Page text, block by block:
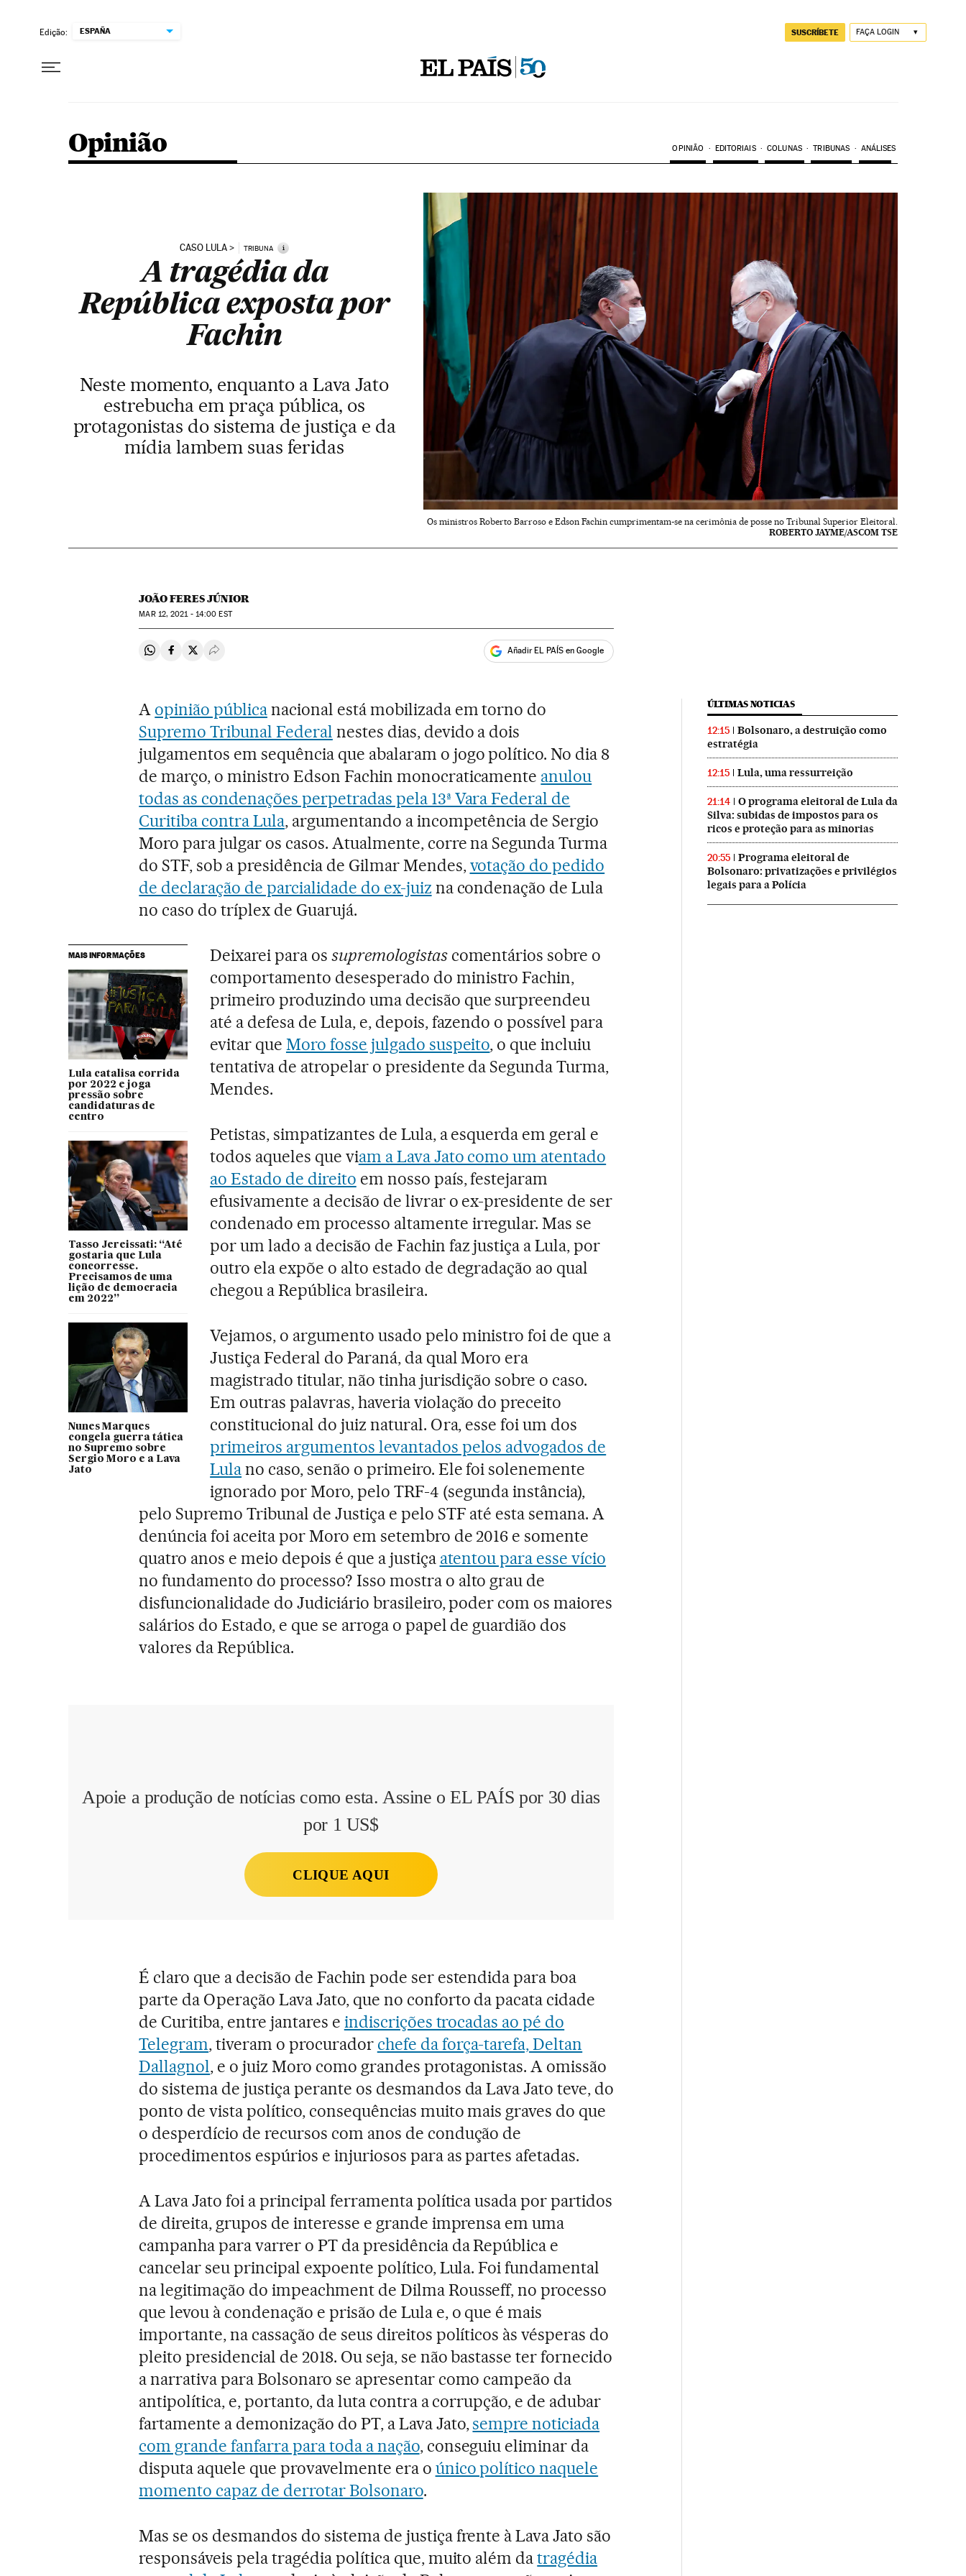
Edição: ESPAÑA SUSCRÍBETE FAÇA LOGIN
Opinião OPINIÃO EDITORIAIS COLUNAS TRIBUNAS ANÁLISES
CASO LULA TRIBUNA i
A tragédia da
República exposta por
Fachin
Neste momento, enquanto a Lava Jato
estrebucha em praça pública, os
protagonistas do sistema de justiça e da
mídia lambem suas feridas
Os ministros Roberto Barroso e Edson Fachin cumprimentam-se na cerimônia de posse no Tribunal Superior Eleitoral.
ROBERTO JAYME/ASCOM TSE
JOÃO FERES JÚNIOR
MAR12, 2021 - 14:00 EST
Compartir en Whatsapp
Compartir en Facebook
Compartir en Twitter
Desplegar Redes Sociales Añadir EL PAÍS en Google
A opinião públicanacional está mobilizada em torno do
Supremo Tribunal Federal nestes dias, devido a dois
julgamentos em sequência que abalaram o jogo político. No dia 8
de março, o ministro Edson Fachin monocraticamente anulou
todas as condenações perpetradas pela 13ª Vara Federal de
Curitiba contra Lula, argumentando a incompetência de Sergio
Moro para julgar os casos. Atualmente, corre na Segunda Turma
do STF, sob a presidência de Gilmar Mendes,votação do pedido
de declaração de parcialidade do ex-juiz na condenação de Lula
no caso do tríplex de Guarujá.
MAIS INFORMAÇÕES
Lula catalisa corrida
por 2022 e joga
pressão sobre
candidaturas de
centro
Tasso Jereissati: “Até
gostaria que Lula
concorresse.
Precisamos de uma
lição de democracia
em 2022”
Nunes Marques
congela guerra tática
no Supremo sobre
Sergio Moro e a Lava
Jato
Deixarei para os supremologistascomentários sobre o
comportamento desesperado do ministro Fachin,
primeiro produzindo uma decisão que surpreendeu
até a defesa de Lula, e, depois, fazendo o possível para
evitar que Moro fosse julgado suspeito, o que incluiu
tentativa de atropelar o presidente da Segunda Turma,
Mendes.
Petistas, simpatizantes de Lula, a esquerda em geral e
todos aqueles que viam a Lava Jato como um atentado
ao Estado de direito em nosso país, festejaram
efusivamente a decisão de livrar o ex-presidente de ser
condenado em processo altamente irregular. Mas se
por um lado a decisão de Fachin faz justiça a Lula, por
outro ela expõe o alto estado de degradação ao qual
chegou a República brasileira.
Vejamos, o argumento usado pelo ministro foi de que a
Justiça Federal do Paraná, da qual Moro era
magistrado titular, não tinha jurisdição sobre o caso.
Em outras palavras, haveria violação do preceito
constitucional do juiz natural. Ora, esse foi um dos
primeiros argumentos levantados pelos advogados de
Lulano caso, senão o primeiro. Ele foi solenemente
ignorado por Moro, pelo TRF-4 (segunda instância),
pelo Supremo Tribunal de Justiça e pelo STF até esta semana. A
denúncia foi aceita por Moro em setembro de 2016 e somente
quatro anos e meio depois é que a justiça atentou para esse vício
no fundamento do processo? Isso mostra o alto grau de
disfuncionalidade do Judiciário brasileiro, poder com os maiores
salários do Estado, e que se arroga o papel de guardião dos
valores da República.
Apoie a produção de notícias como esta. Assine o EL PAÍS por 30 dias
por 1 US$
CLIQUE AQUI
É claro que a decisão de Fachin pode ser estendida para boa
parte da Operação Lava Jato, que no conforto da pacata cidade
de Curitiba, entre jantares e indiscrições trocadas ao pé do
Telegram, tiveram o procurador chefe da força-tarefa, Deltan
Dallagnol, e o juiz Moro como grandes protagonistas. A omissão
do sistema de justiça perante os desmandos da Lava Jato teve, do
ponto de vista político, consequências muito mais graves do que
o desperdício de recursos com anos de condução de
procedimentos espúrios e injuriosos para as partes afetadas.
A Lava Jato foi a principal ferramenta política usada por partidos
de direita, grupos de interesse e grande imprensa em uma
campanha para varrer o PT da presidência da República e
cancelar seu principal expoente político, Lula. Foi fundamental
na legitimação do impeachment de Dilma Rousseff, no processo
que levou à condenação e prisão de Lula e, o que é mais
importante, na cassação de seus direitos políticos às vésperas do
pleito presidencial de 2018. Ou seja, se não bastasse ter fornecido
a narrativa para Bolsonaro se apresentar como campeão da
antipolítica, e, portanto, da luta contra a corrupção, e de adubar
fartamente a demonização do PT, a Lava Jato,sempre noticiada
com grande fanfarra para toda a nação, conseguiu eliminar da
disputa aquele que provavelmente era o único político naquele
momento capaz de derrotar Bolsonaro.
Mas se os desmandos do sistema de justiça frente à Lava Jato são
responsáveis pela tragédia política que, muito além datragédia
ÚLTIMAS NOTICIAS
12:15
Bolsonaro, a destruição como
estratégia
12:15 Lula, uma ressurreição
21:14
O programa eleitoral de Lula da
Silva: subidas de impostos para os
ricos e proteção para as minorias
20:55
Programa eleitoral de
Bolsonaro: privatizações e privilégios
legais para a Polícia